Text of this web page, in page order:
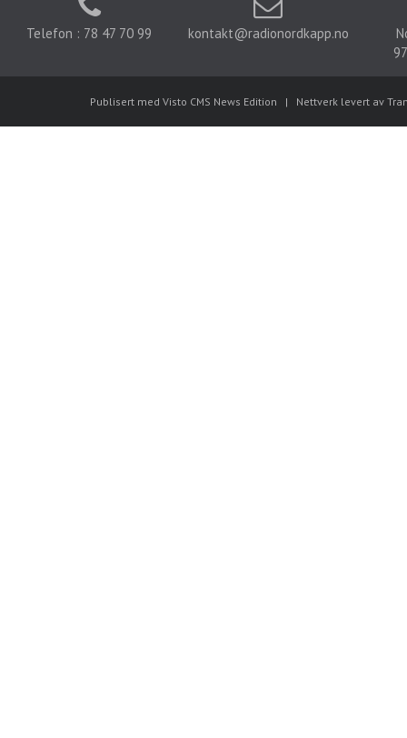
Telefon : 78 47 70 99 kontakt@radionordkapp.no
Publisert med Visto CMS News Edition | Nettverk levert av